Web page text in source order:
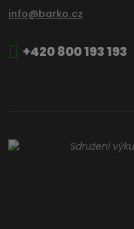
info@barko.cz
+420 800 193 193